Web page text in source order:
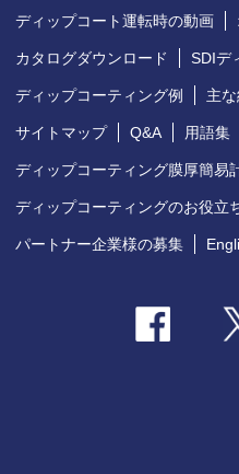
ディップコート運転時の動画
カタログダウンロード SDIデ
ディップコーティング例 主
サイトマップ Q&A 用語集
ディップコーティング膜厚簡易
ディップコーティングのお役立
パートナー企業様の募集